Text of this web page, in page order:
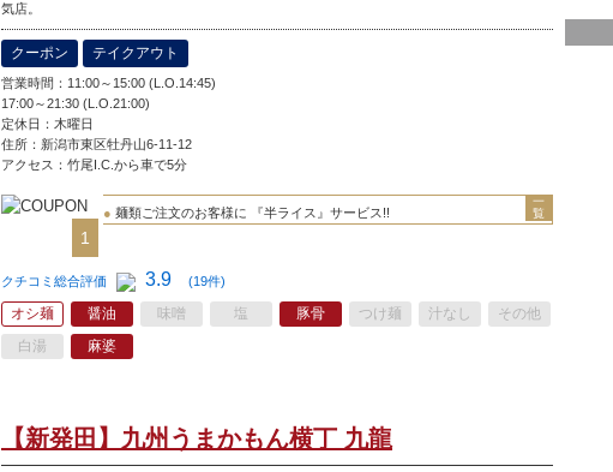
気店。
クーポン テイクアウト
営業時間：11:00～15:00 (L.O.14:45)
17:00～21:30 (L.O.21:00)
定休日： 木曜日
住所：新潟市東区牡丹山6-11-12
アクセス：竹尾I.C.から車で5分
1
● 麺類ご注文のお客様に 『半ライス』サービス!!
一
覧
クチコミ総合評価 3.9 (19件)
オシ麺 醤油 味噌 塩 豚骨 つけ麺 汁なし
その他
白湯
麻婆
【新発田】九州うまかもん横丁 九龍